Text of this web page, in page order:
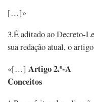
[…]»
3.É aditado ao Decreto-
sua redação atual, o
«[…] Artigo 2.º-A
Conceitos